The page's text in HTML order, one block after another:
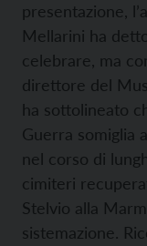
presentazione,
Mellarini ha
celebrare, ma
direttore del
ha sottolineato
Guerra somiglia
nel corso di
cimiteri
Stelvio alla
sistemazione.